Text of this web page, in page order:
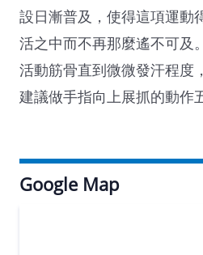
設日漸普及，使得這項運動
活之中而不再那麼遙不可及
活動筋骨直到微微發汗程度
建議做手指向上展抓的動作
Google Map